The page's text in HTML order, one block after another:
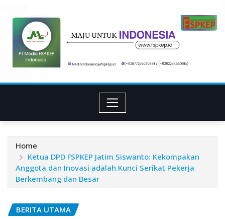
content
Home
Ketua DPD FSPKEP Jatim Siswanto: Kekompakan
Anggota dan Inovasi adalah Kunci Serikat Pekerja
Berkembang dan Besar
BERITA UTAMA